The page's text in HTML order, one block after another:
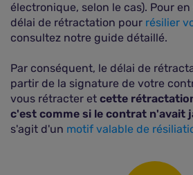
électronique, selon le cas). Pour
délai de rétractation pour résilier
consultez notre guide détaillé.
Par conséquent, le délai de
partir de la signature de votre
vous rétracter et cette
c'est comme si le contrat n'avait
s'agit d'un motif valable de